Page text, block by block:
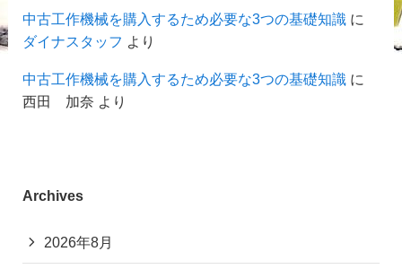
中古工作機械を購入するため必要な3つの基礎知識に
ダイナスタッフ より
中古工作機械を購入するため必要な3つの基礎知識 に
西田 加奈 より
Archives
2026年8月